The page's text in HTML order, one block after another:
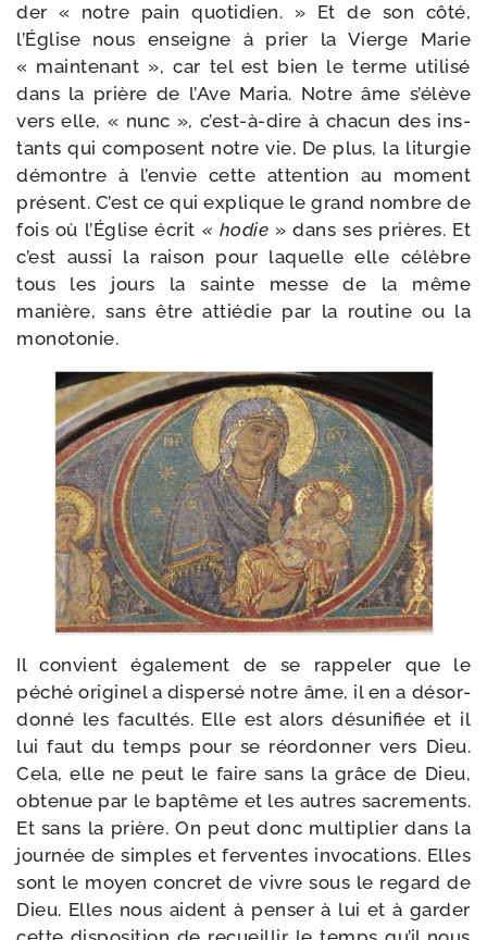
der « notre pain quo­ti­dien. » Et de son côté,
l’Église nous enseigne à prier la Vierge Marie
« main­te­nant », car tel est bien le terme uti­li­sé
dans la prière de l’Ave Maria. Notre âme s’élève
vers elle, « nunc », c’est-à-dire à cha­cun des ins­
tants qui com­posent notre vie. De plus, la litur­gie
démontre à l’envie cette atten­tion au moment
pré­sent. C’est ce qui explique le grand nombre de
fois où l’Église écrit « hodie » dans ses prières. Et
c’est aus­si la rai­son pour laquelle elle célèbre
tous les jours la sainte messe de la même
manière, sans être attié­die par la rou­tine ou la
monotonie.
Il convient éga­le­ment de se rap­pe­ler que le
péché ori­gi­nel a dis­per­sé notre âme, il en a désor­
don­né les facul­tés. Elle est alors dés­uni­fiée et il
lui faut du temps pour se réor­don­ner vers Dieu.
Cela, elle ne peut le faire sans la grâce de Dieu,
obte­nue par le bap­tême et les autres sacre­ments.
Et sans la prière. On peut donc mul­ti­plier dans la
jour­née de simples et fer­ventes invo­ca­tions. Elles
sont le moyen concret de vivre sous le regard de
Dieu. Elles nous aident à pen­ser à lui et à gar­der